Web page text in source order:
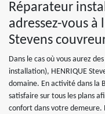
Réparateur
adressez-vous à
Stevens
Dans le cas où vous aurez
installation), HENRIQUE
domaine. En activité dans la
satisfaire sur tous les plans
confort dans votre demeure.